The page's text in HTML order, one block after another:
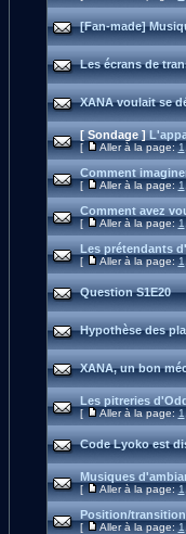
[Fan-made]
Les écrans de
XANA voulait se
[ Sondage ]
[ Aller à la page:1
Comment
[ Aller à la page:1
Comment avez
[ Aller à la page:1
Les prétendants
[ Aller à la page:1
Question S1E20
Hypothèse des
XANA, un bon
Les pitreries
[ Aller à la page:1
Code Lyoko est
Musiques
[ Aller à la page:1
Position/
[ Aller à la page:1